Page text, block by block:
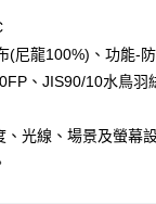
先享後付」後，將跳轉
並確認金額後，即可完
到繳費通知簡訊。
式進行付款，方視為交
不需立刻繳費，但若您
同意取消之訂單仍視為
先享後付 」之結帳頁面
以上)免運費
以上)免運費
(尼龍100%)、功能-
、JIS90/10水鳥羽
、光線、場景及螢幕